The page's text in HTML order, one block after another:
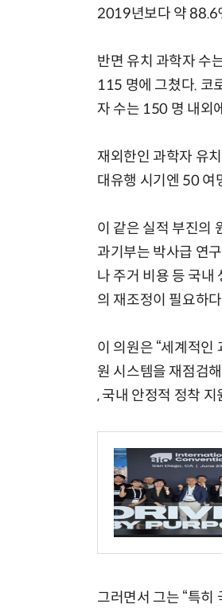
2019년보다 약
반면 유치 과학자 수
115 명에 그쳤다. 코
자 수는 150 명 내외
재외한인 과학자 유
대유행 시기엔 50 여
이 같은 실적 부진의
과기부는 박사급 연
나 주거 비용 등 국내
의 재조정이 필요하
이 의원은 “세계적인
원 시스템을 재점검
, 국내 안정적 정착
그러면서 그는 “특히